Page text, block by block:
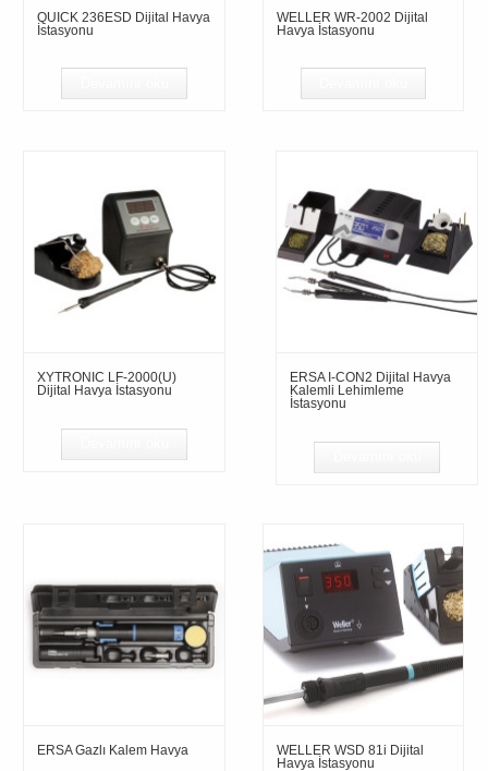
QUICK 236ESD Dijital Havya
İstasyonu
WELLER WR-2002 Dijital
Havya İstasyonu
XYTRONIC LF-2000(U)
Dijital Havya İstasyonu
ERSA I-CON2 Dijital Havya
Kalemli Lehimleme
İstasyonu
ERSA Gazlı Kalem Havya
WELLER WSD 81i Dijital
Havya İstasyonu